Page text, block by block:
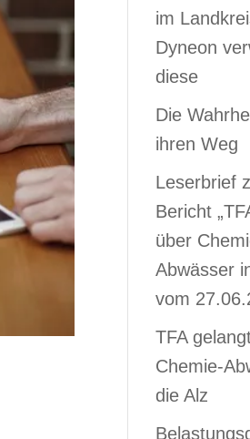
im
Dyneon
diese
Die
ihren Weg
Leserbrief
Bericht
über
Abwässer
vom
TFA
Chemie-
die Alz